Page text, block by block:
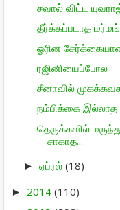
சவால் விட்ட
தீர்க்கப்படாத
ஓரின
ரஜினியைப்போல
சீனாவில்
நம்பிக்கை இல்லாத
தெருக்களில்
சாகாத...
► ஏப்ரல் (18)
► 2014 (110)